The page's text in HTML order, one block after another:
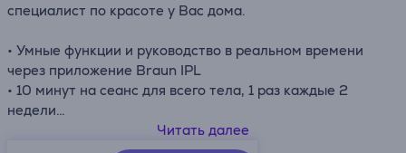
специалист по красоте у Вас дома.
• Умные функции и руководство в реальном времени
через приложение Braun IPL
• 10 минут на сеанс для всего тела, 1 раз каждые 2
недели
• 3 режима: чувствительный, сбалансированный,
Читать далее